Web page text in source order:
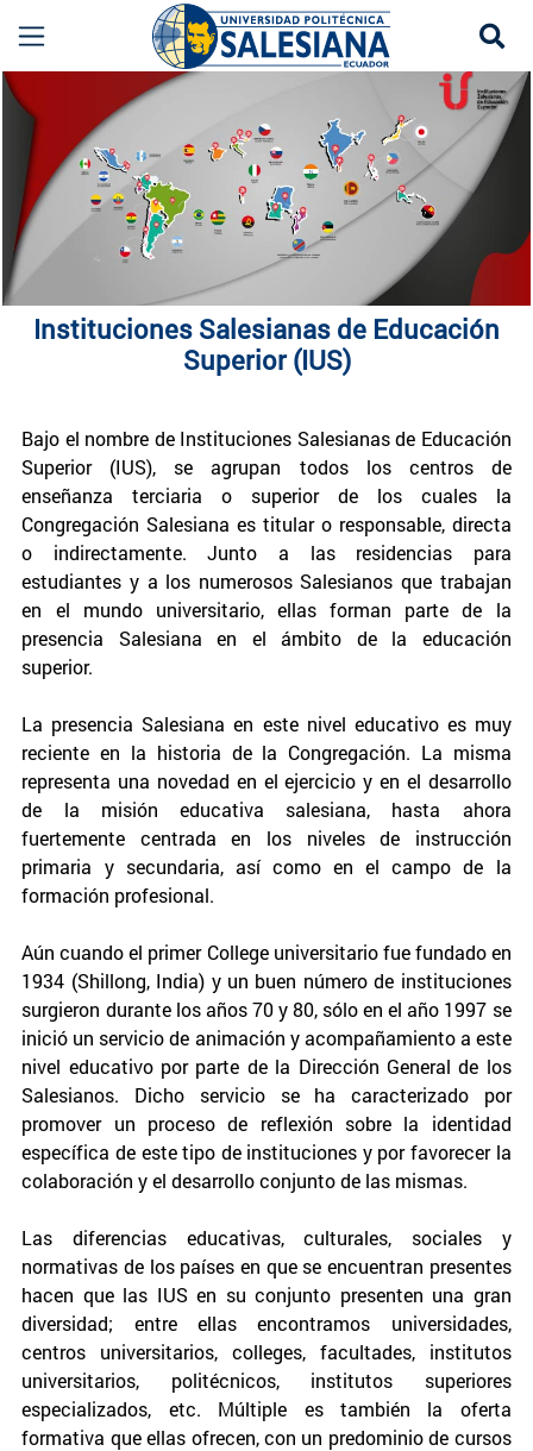
IUS | Instituciones Salesianas de Educación
more
Instituciones Salesianas de Educación
Superior (IUS)
Bajo el nombre de Instituciones Salesianas de Educación
Superior (IUS), se agrupan todos los centros de
enseñanza terciaria o superior de los cuales la
Congregación Salesiana es titular o responsable, directa
o indirectamente. Junto a las residencias para
estudiantes y a los numerosos Salesianos que trabajan
en el mundo universitario, ellas forman parte de la
presencia Salesiana en el ámbito de la educación
superior.
La presencia Salesiana en este nivel educativo es muy
reciente en la historia de la Congregación. La misma
representa una novedad en el ejercicio y en el desarrollo
de la misión educativa salesiana, hasta ahora
fuertemente centrada en los niveles de instrucción
primaria y secundaria, así como en el campo de la
formación profesional.
Aún cuando el primer College universitario fue fundado en
1934 (Shillong, India) y un buen número de instituciones
surgieron durante los años 70 y 80, sólo en el año 1997 se
inició un servicio de animación y acompañamiento a este
nivel educativo por parte de la Dirección General de los
Salesianos. Dicho servicio se ha caracterizado por
promover un proceso de reflexión sobre la identidad
específica de este tipo de instituciones y por favorecer la
colaboración y el desarrollo conjunto de las mismas.
Las diferencias educativas, culturales, sociales y
normativas de los países en que se encuentran presentes
hacen que las IUS en su conjunto presenten una gran
diversidad; entre ellas encontramos universidades,
centros universitarios, colleges, facultades, institutos
universitarios, politécnicos, institutos superiores
especializados, etc. Múltiple es también la oferta
formativa que ellas ofrecen, con un predominio de cursos